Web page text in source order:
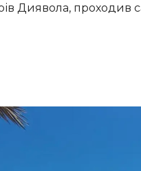
Диявола, проходив